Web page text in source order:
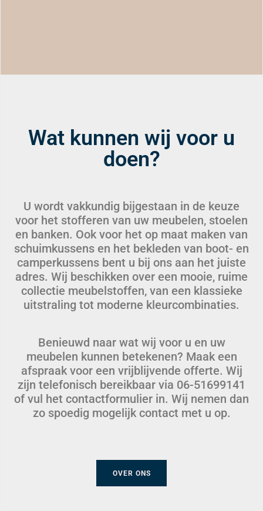
Wat kunnen wij voor u
doen?
U wordt vakkundig bijgestaan in de keuze
voor het stofferen van uw meubelen, stoelen
en banken. Ook voor het op maat maken van
schuimkussens en het bekleden van boot- en
camperkussens bent u bij ons aan het juiste
adres. Wij beschikken over een mooie, ruime
collectie meubelstoffen, van een klassieke
uitstraling tot moderne kleurcombinaties.
Benieuwd naar wat wij voor u en uw
meubelen kunnen betekenen? Maak een
afspraak voor een vrijblijvende offerte. Wij
zijn telefonisch bereikbaar via 06-51699141
of vul het contactformulier in. Wij nemen dan
zo spoedig mogelijk contact met u op.
OVER ONS